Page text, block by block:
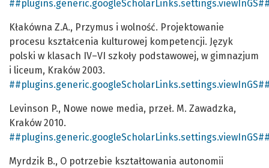
Kłakówna Z.A., Przymus i wolność. Projektowanie
procesu kształcenia kulturowej kompetencji. Język
polski w klasach IV–VI szkoły podstawowej, w gimnazjum
i liceum, Kraków 2003.
Levinson P., Nowe nowe media, przeł. M. Zawadzka,
Kraków 2010.
Myrdzik B., O potrzebie kształtowania autonomii